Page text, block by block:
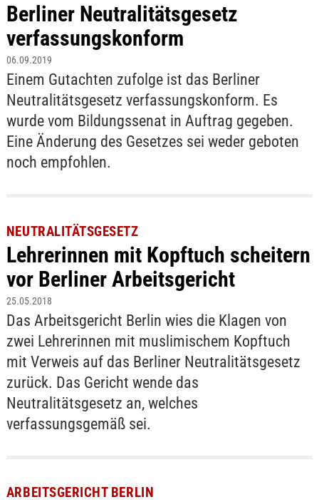
Berliner Neutralitätsgesetz
verfassungskonform
06.09.2019
Einem Gutachten zufolge ist das Berliner
Neutralitätsgesetz verfassungskonform. Es
wurde vom Bildungssenat in Auftrag gegeben.
Eine Änderung des Gesetzes sei weder geboten
noch empfohlen.
NEUTRALITÄTSGESETZ
Lehrerinnen mit Kopftuch scheitern
vor Berliner Arbeitsgericht
25.05.2018
Das Arbeitsgericht Berlin wies die Klagen von
zwei Lehrerinnen mit muslimischem Kopftuch
mit Verweis auf das Berliner Neutralitätsgesetz
zurück. Das Gericht wende das
Neutralitätsgesetz an, welches
verfassungsgemäß sei.
ARBEITSGERICHT BERLIN